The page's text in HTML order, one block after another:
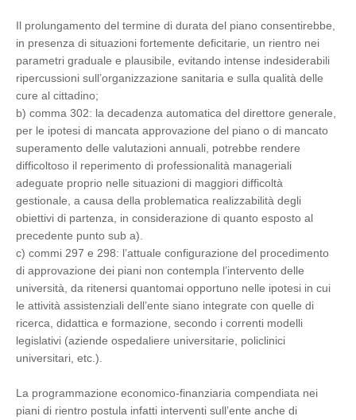
Il prolungamento del termine di durata del piano consentirebbe,
in presenza di situazioni fortemente deficitarie, un rientro nei
parametri graduale e plausibile, evitando intense indesiderabili
ripercussioni sull’organizzazione sanitaria e sulla qualità delle
cure al cittadino;
b) comma 302: la decadenza automatica del direttore generale,
per le ipotesi di mancata approvazione del piano o di mancato
superamento delle valutazioni annuali, potrebbe rendere
difficoltoso il reperimento di professionalità manageriali
adeguate proprio nelle situazioni di maggiori difficoltà
gestionale, a causa della problematica realizzabilità degli
obiettivi di partenza, in considerazione di quanto esposto al
precedente punto sub a).
c) commi 297 e 298: l’attuale configurazione del procedimento
di approvazione dei piani non contempla l’intervento delle
università, da ritenersi quantomai opportuno nelle ipotesi in cui
le attività assistenziali dell’ente siano integrate con quelle di
ricerca, didattica e formazione, secondo i correnti modelli
legislativi (aziende ospedaliere universitarie, policlinici
universitari, etc.).
La programmazione economico-finanziaria compendiata nei
piani di rientro postula infatti interventi sull’ente anche di